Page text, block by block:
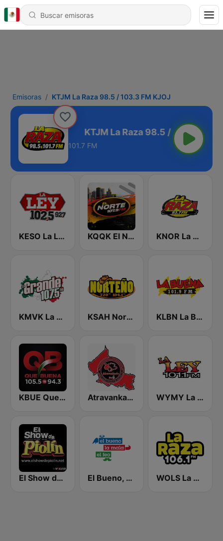
Emisoras KTJM La Raza 98.5 / 103.3 FM KJOJ
FM KJOJ
101.7 FM
KESO La Ley 102.5 and 92.7 FM KQQK El Norte 107.9 / 101.7 FM KNOR La Raza 93.7 (US Only)
KMVK La Grande 107.5 FM KSAH Norteño 720 y 104.1 KLBN La Buena 101.9 FM
KBUE Que Buena 105.5 / 94.3 FM (US Only) Atravankado Radio WYMY La Ley 101.1 FM
El Show de Piolín El Bueno, La Mala y El Feo WOLS La Raza 106.1 FM